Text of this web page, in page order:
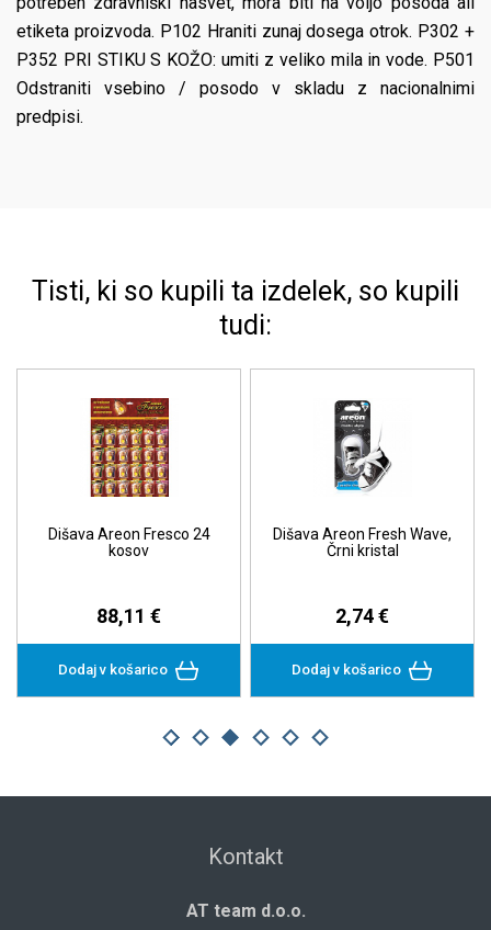
etiketa proizvoda. P102 Hraniti zunaj dosega otrok. P302 +
P352 PRI STIKU S KOŽO: umiti z veliko mila in vode. P501
Odstraniti vsebino / posodo v skladu z nacionalnimi
predpisi.
Tisti, ki so kupili ta izdelek, so kupili
tudi:
24
Dišava Areon Fresh Wave,
Dodaj v košarico
Dišava Areon
Dodaj v košarico
Kontakt
AT team d.o.o.